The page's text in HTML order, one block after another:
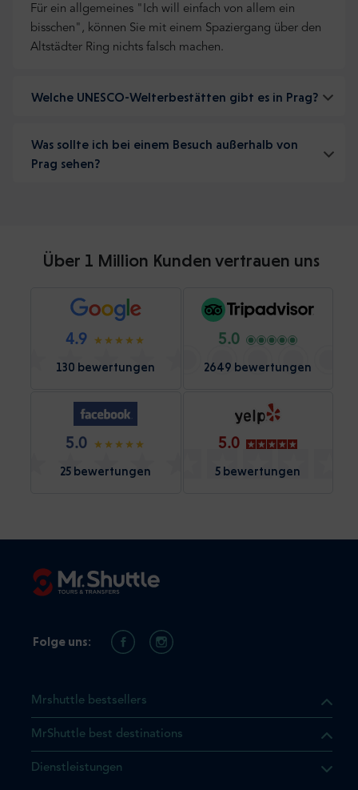
Für ein allgemeines "Ich will einfach von allem ein
bisschen", können Sie mit einem Spaziergang über den
Altstädter Ring nichts falsch machen.
Welche UNESCO-Welterbestätten gibt es in Prag?
Was sollte ich bei einem Besuch außerhalb von
Prag sehen?
Über 1 Million Kunden vertrauen uns
4.9
130 bewertungen
5.0
2649 bewertungen
5.0
25 bewertungen
5.0
5 bewertungen
Mrshuttle bestsellers
MrShuttle best destinations
Dienstleistungen
Folge uns: